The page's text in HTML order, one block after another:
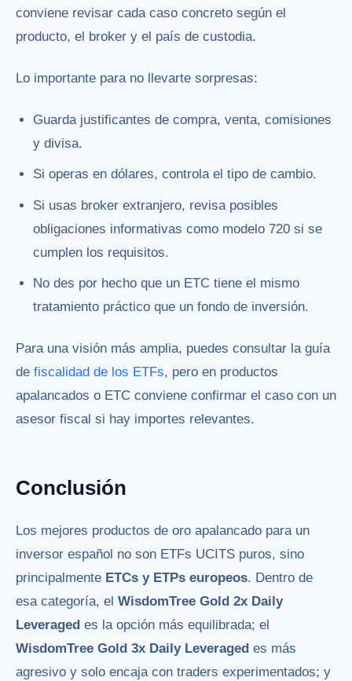
conviene revisar cada caso concreto según el
producto, el broker y el país de custodia.
Lo importante para no llevarte sorpresas:
Guarda justificantes de compra, venta, comisiones
y divisa.
Si operas en dólares, controla el tipo de cambio.
Si usas broker extranjero, revisa posibles
obligaciones informativas como modelo 720 si se
cumplen los requisitos.
No des por hecho que un ETC tiene el mismo
tratamiento práctico que un fondo de inversión.
Para una visión más amplia, puedes consultar la guía
de fiscalidad de los ETFs, pero en productos
apalancados o ETC conviene confirmar el caso con un
asesor fiscal si hay importes relevantes.
Conclusión
Los mejores productos de oro apalancado para un
inversor español no son ETFs UCITS puros, sino
principalmente ETCs y ETPs europeos. Dentro de
esa categoría, el WisdomTree Gold 2x Daily
Leveraged es la opción más equilibrada; el
WisdomTree Gold 3x Daily Leveraged es más
agresivo y solo encaja con traders experimentados; y